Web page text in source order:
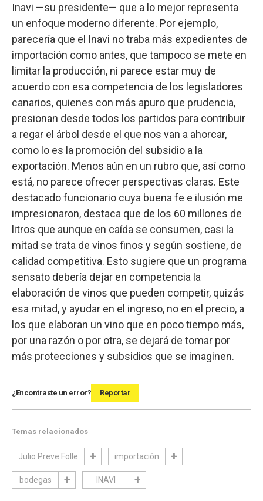
Inavi —su presidente— que a lo mejor representa
un enfoque moderno diferente. Por ejemplo,
parecería que el Inavi no traba más expedientes de
importación como antes, que tampoco se mete en
limitar la producción, ni parece estar muy de
acuerdo con esa competencia de los legisladores
canarios, quienes con más apuro que prudencia,
presionan desde todos los partidos para contribuir
a regar el árbol desde el que nos van a ahorcar,
como lo es la promoción del subsidio a la
exportación. Menos aún en un rubro que, así como
está, no parece ofrecer perspectivas claras. Este
destacado funcionario cuya buena fe e ilusión me
impresionaron, destaca que de los 60 millones de
litros que aunque en caída se consumen, casi la
mitad se trata de vinos finos y según sostiene, de
calidad competitiva. Esto sugiere que un programa
sensato debería dejar en competencia la
elaboración de vinos que pueden competir, quizás
esa mitad, y ayudar en el ingreso, no en el precio, a
los que elaboran un vino que en poco tiempo más,
por una razón o por otra, se dejará de tomar por
más protecciones y subsidios que se imaginen.
¿Encontraste un error? Reportar
Temas relacionados
Julio Preve Folle importación
bodegas INAVI